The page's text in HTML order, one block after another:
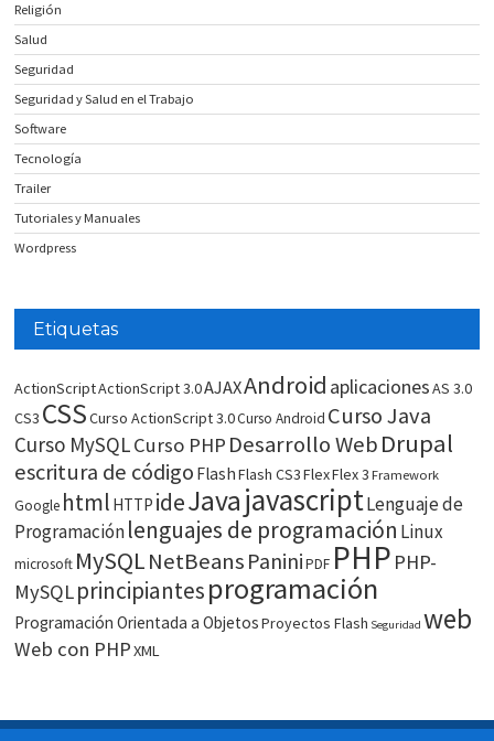
Religión
Salud
Seguridad
Seguridad y Salud en el Trabajo
Software
Tecnología
Trailer
Tutoriales y Manuales
Wordpress
Etiquetas
ActionScriptActionScript 3.0AJAXAndroid aplicacionesAS 3.0
CS3 CSSCurso ActionScript 3.0Curso Android Curso Java
Curso MySQLCurso PHP Desarrollo WebDrupal
escritura de código FlashFlash CS3FlexFlex 3 Framework
Google html HTTP ideJavajavascriptLenguaje de
Programaciónlenguajes de programación Linux
microsoft MySQLNetBeans Panini PDF PHP PHP-
MySQLprincipiantesprogramación
Programación Orientada a ObjetosProyectos Flash Seguridad web
Web con PHPXML